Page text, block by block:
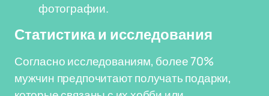
фотографии.
Статистика и исследования
Согласно исследованиям, более 70%
мужчин предпочитают получать подарки,